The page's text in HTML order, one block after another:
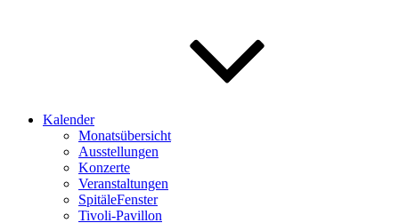
Kalender
Monatsübersicht
Ausstellungen
Konzerte
Veranstaltungen
SpitäleFenster
Tivoli-Pavillon